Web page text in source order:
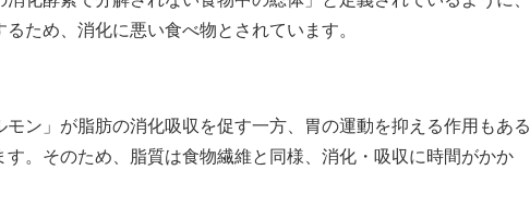
ため、消化に悪い食べ物とされています。
ン」が脂肪の消化吸収を促す一方、胃の運動を抑える作用もある
。そのため、脂質は食物繊維と同様、消化・吸収に時間がかか